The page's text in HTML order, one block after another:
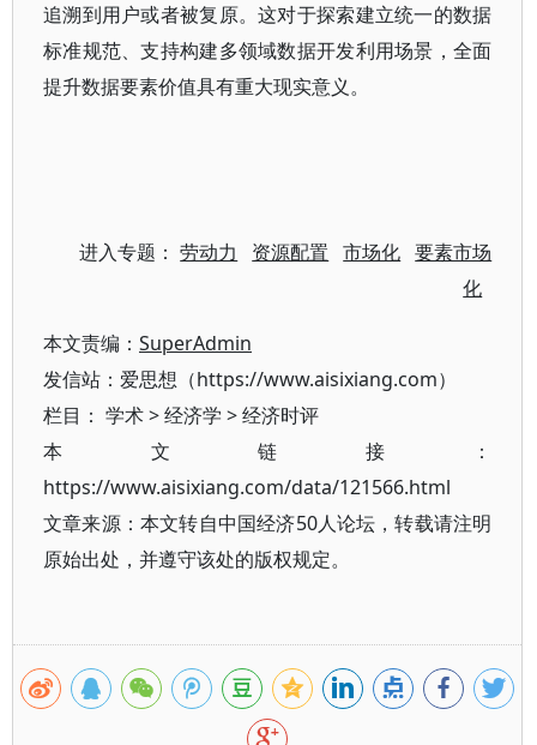
追溯到用户或者被复原。这对于探索建立统一的数据
标准规范、支持构建多领域数据开发利用场景，全面
提升数据要素价值具有重大现实意义。
进入专题：劳动力 资源配置 市场化 要素市场
化
本文责编： SuperAdmin
发信站：爱思想（https://www.aisixiang.com）
栏目： 学术>经济学 >经济时评
本文链接：
https://www.aisixiang.com/data/121566.html
文章来源：本文转自中国经济50人论坛，转载请注明
原始出处，并遵守该处的版权规定。